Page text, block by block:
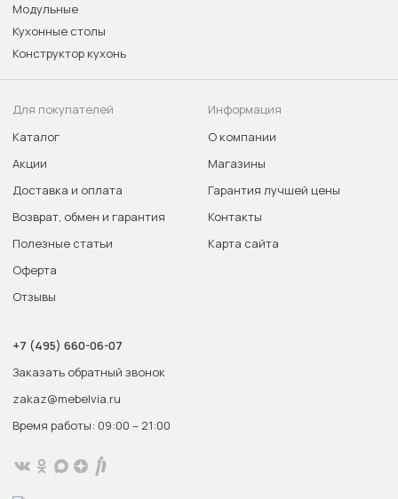
Модульные
Кухонные столы
Конструктор кухонь
Для покупателей
Каталог
Акции
Доставка и оплата
Возврат, обмен и гарантия
Полезные статьи
Оферта
Отзывы
Информация
О компании
Магазины
Гарантия лучшей цены
Контакты
Карта сайта
+7 (495) 660-06-07
Заказать обратный звонок
zakaz@mebelvia.ru
Время работы: 09:00 – 21:00